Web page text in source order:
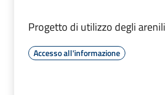
Progetto di utilizzo degli arenili
Accesso all'informazione